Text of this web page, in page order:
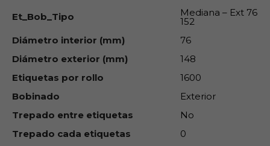
Et_Bob_Tipo
Mediana – Ext 76
152
Diámetro interior (mm)
76
Diámetro exterior (mm)
148
Etiquetas por rollo
1600
Bobinado
Exterior
Trepado entre etiquetas
No
Trepado cada etiquetas
0